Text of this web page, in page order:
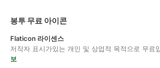
봉투 무료 아이콘
Flaticon 라이센스
저작자 표시가있는 개인 및 상업적 목적으로 무료
보